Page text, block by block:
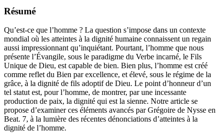
Résumé
Qu’est-ce que l’homme ? La question s’impose dans un contexte
mondial où les atteintes à la dignité humaine connaissent un regain
aussi impressionnant qu’inquiétant. Pourtant, l’homme que nous
présente l’Évangile, sous le paradigme du Verbe incarné, le Fils
Unique de Dieu, est capable de bien. Bien plus, l’homme est créé
comme reflet du Bien par excellence, et élevé, sous le régime de la
grâce, à la dignité de fils adoptif de Dieu. Le point d’honneur d’un
tel statut est, pour l’homme, de montrer, par une incessante
production de paix, la dignité qui est la sienne. Notre article se
propose d’examiner ces éléments avancés par Grégoire de Nysse en
Beat. 7, à la lumière des récentes dénonciations d’atteintes à la
dignité de l’homme.